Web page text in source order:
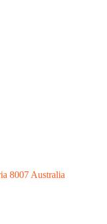
8007 Australia